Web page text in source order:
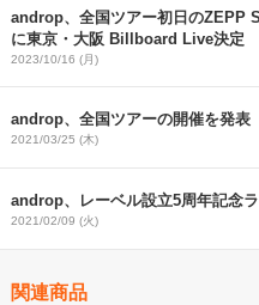
androp、全国ツアー初日のZEPP
に東京・大阪 Billboard Live決定
2023/10/16 (月)
androp、全国ツアーの開催を発
2021/03/25 (木)
androp、レーベル設立5周年記念
2021/02/09 (火)
関連商品